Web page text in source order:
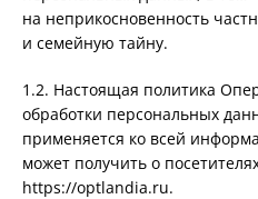
на неприкосновенность
и семейную тайну.
1.2. Настоящая политика
обработки персональных
применяется ко всей
может получить о
https://optlandia.ru.